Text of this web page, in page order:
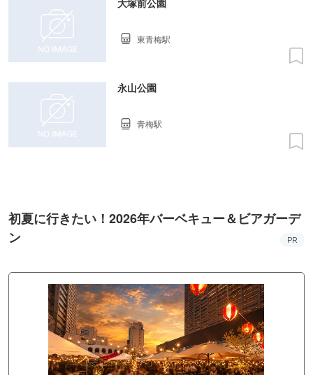
大塚前公園
東青梅駅
永山公園
青梅駅
初夏に行きたい！2026年バーベキュー＆ビアガーデ
ン
PR